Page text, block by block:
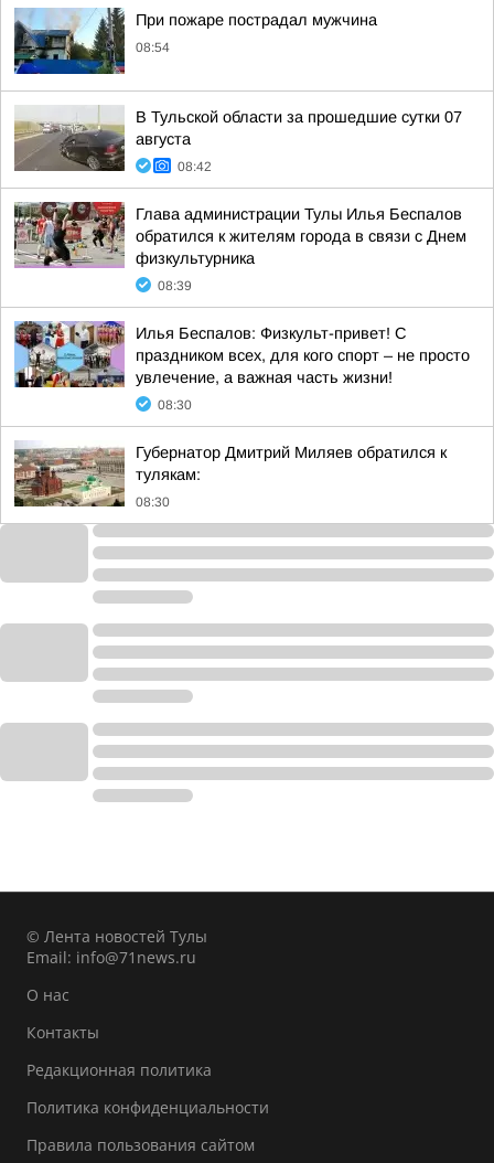
При пожаре пострадал мужчина
08:54
В Тульской области за прошедшие сутки 07
августа
08:42
Глава администрации Тулы Илья Беспалов
обратился к жителям города в связи с Днем
физкультурника
08:39
Илья Беспалов: Физкульт-привет! С
праздником всех, для кого спорт – не просто
увлечение, а важная часть жизни!
08:30
Губернатор Дмитрий Миляев обратился к
тулякам:
08:30
© Лента новостей Тулы
Email: info@71news.ru
О нас
Контакты
Редакционная политика
Политика конфиденциальности
Правила пользования сайтом